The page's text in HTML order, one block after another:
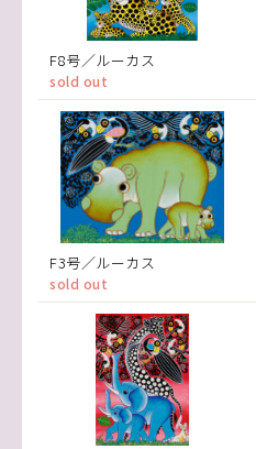
F8号／ルーカス
sold out
F3号／ルーカス
sold out